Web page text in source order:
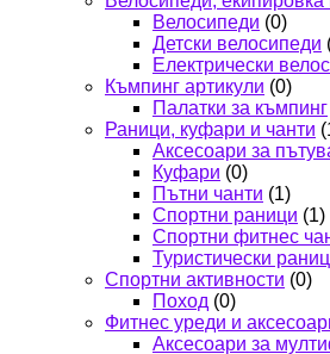
Велосипеди (0)
Детски велосипеди
Електрически
Къмпинг артикули (0)
Палатки за къмпинг
Раници, куфари и чанти
Аксесоари за
Куфари (0)
Пътни чанти (1)
Спортни раници (1)
Спортни фитнес
Туристически
Спортни активности (0)
Поход (0)
Фитнес уреди и
Аксесоари за